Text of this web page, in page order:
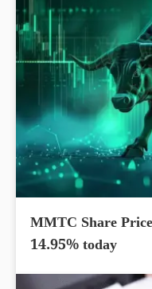
MMTC Share
14.95% today